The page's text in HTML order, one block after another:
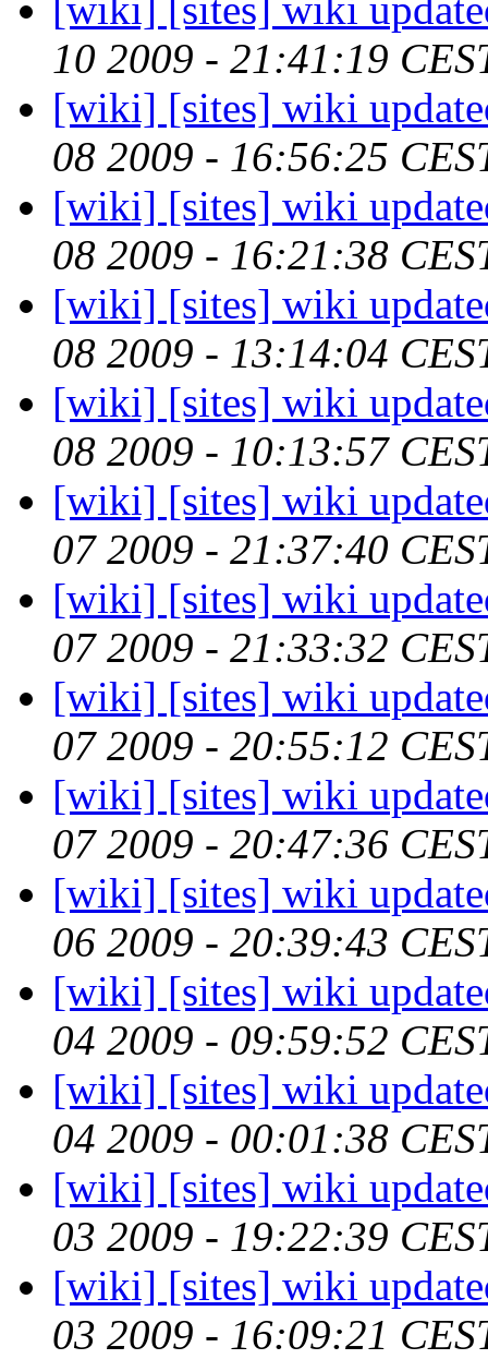
10 2009 - 21:41:19
[wiki] [sites] wiki
08 2009 - 16:56:25
[wiki] [sites] wiki
08 2009 - 16:21:38
[wiki] [sites] wiki
08 2009 - 13:14:04
[wiki] [sites] wiki
08 2009 - 10:13:57
[wiki] [sites] wiki
07 2009 - 21:37:40
[wiki] [sites] wiki
07 2009 - 21:33:32
[wiki] [sites] wiki
07 2009 - 20:55:12
[wiki] [sites] wiki
07 2009 - 20:47:36
[wiki] [sites] wiki
06 2009 - 20:39:43
[wiki] [sites] wiki
04 2009 - 09:59:52
[wiki] [sites] wiki
04 2009 - 00:01:38
[wiki] [sites] wiki
03 2009 - 19:22:39
[wiki] [sites] wiki
03 2009 - 16:09:21